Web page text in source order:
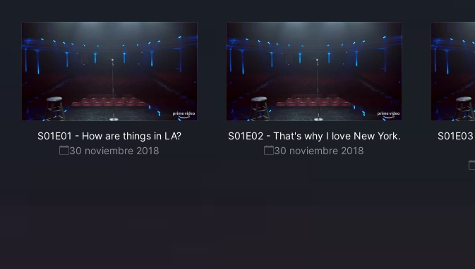
S01E01 - How are things in LA?
30 noviembre 2018
S01E02- That's why I love New York.
30 noviembre 2018
S01E03